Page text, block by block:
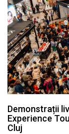
Demonstrații
Experience
Cluj